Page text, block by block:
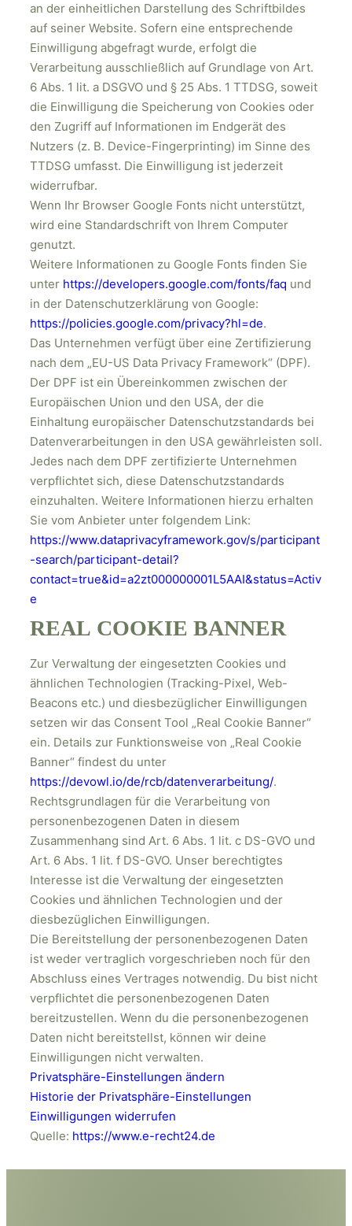
an der einheitlichen Darstellung des Schriftbildes
auf seiner Website. Sofern eine entsprechende
Einwilligung abgefragt wurde, erfolgt die
Verarbeitung ausschließlich auf Grundlage von Art.
6 Abs. 1 lit. a DSGVO und § 25 Abs. 1 TTDSG, soweit
die Einwilligung die Speicherung von Cookies oder
den Zugriff auf Informationen im Endgerät des
Nutzers (z. B. Device-Fingerprinting) im Sinne des
TTDSG umfasst. Die Einwilligung ist jederzeit
widerrufbar.
Wenn Ihr Browser Google Fonts nicht unterstützt,
wird eine Standardschrift von Ihrem Computer
genutzt.
Weitere Informationen zu Google Fonts finden Sie
unter https://developers.google.com/fonts/faq und
in der Datenschutzerklärung von Google:
https://policies.google.com/privacy?hl=de.
Das Unternehmen verfügt über eine Zertifizierung
nach dem „EU-US Data Privacy Framework“ (DPF).
Der DPF ist ein Übereinkommen zwischen der
Europäischen Union und den USA, der die
Einhaltung europäischer Datenschutzstandards bei
Datenverarbeitungen in den USA gewährleisten soll.
Jedes nach dem DPF zertifizierte Unternehmen
verpflichtet sich, diese Datenschutzstandards
einzuhalten. Weitere Informationen hierzu erhalten
Sie vom Anbieter unter folgendem Link:
https://www.dataprivacyframework.gov/s/participant
-search/participant-detail?
contact=true&id=a2zt000000001L5AAI&status=Activ
e
REAL COOKIE BANNER
Zur Verwaltung der eingesetzten Cookies und
ähnlichen Technologien (Tracking-Pixel, Web-
Beacons etc.) und diesbezüglicher Einwilligungen
setzen wir das Consent Tool „Real Cookie Banner“
ein. Details zur Funktionsweise von „Real Cookie
Banner“ findest du unter
https://devowl.io/de/rcb/datenverarbeitung/.
Rechtsgrundlagen für die Verarbeitung von
personenbezogenen Daten in diesem
Zusammenhang sind Art. 6 Abs. 1 lit. c DS-GVO und
Art. 6 Abs. 1 lit. f DS-GVO. Unser berechtigtes
Interesse ist die Verwaltung der eingesetzten
Cookies und ähnlichen Technologien und der
diesbezüglichen Einwilligungen.
Die Bereitstellung der personenbezogenen Daten
ist weder vertraglich vorgeschrieben noch für den
Abschluss eines Vertrages notwendig. Du bist nicht
verpflichtet die personenbezogenen Daten
bereitzustellen. Wenn du die personenbezogenen
Daten nicht bereitstellst, können wir deine
Einwilligungen nicht verwalten.
Privatsphäre-Einstellungen ändern
Historie der Privatsphäre-Einstellungen
Einwilligungen widerrufen
Quelle: https://www.e-recht24.de